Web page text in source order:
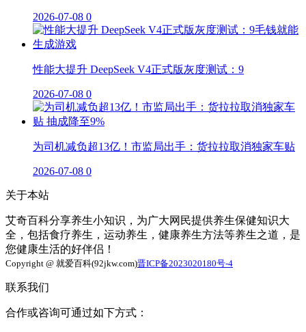
2026-07-08 0
性能大提升 DeepSeek V4正式版灰度测试：9
2026-07-08 0
为司机减负超13亿！市监局出手：货拉拉取消独家车贴
2026-07-08 0
关于本站
艾奇百科分享养生小知识，为广大网民提供养生保健知识大
全，包括食疗养生，运动养生，健康养生方法等养生之道，是
您健康生活的好伴侣！
Copyright @ 就爱百科(92jkw.com)晋ICP备2023020180号-4
联系我们
合作或咨询可通过如下方式：